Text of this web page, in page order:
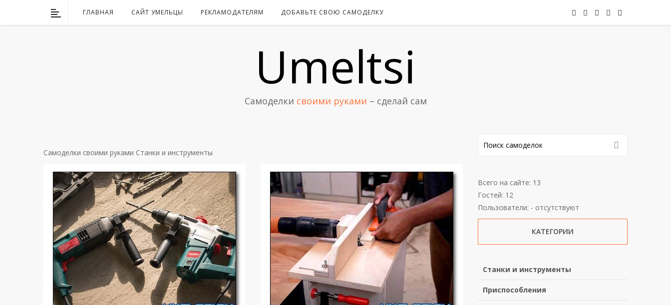
ГЛАВНАЯ САЙТ УМЕЛЬЦЫ РЕКЛАМОДАТЕЛЯМ ДОБАВЬТЕ СВОЮ САМОДЕЛКУ
Umeltsi
Самоделки своими руками – сделай сам
Самоделки своими руками Станки и инструменты
Всего на сайте: 13
Гостей: 12
Пользователи: - отсутствуют
КАТЕГОРИИ
Станки и инструменты
Приспособления